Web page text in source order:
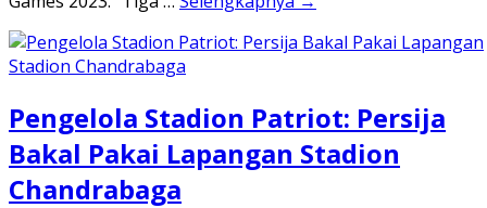
Pengelola Stadion Patriot: Persija
Bakal Pakai Lapangan Stadion
Chandrabaga